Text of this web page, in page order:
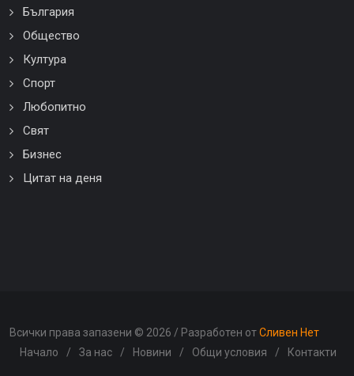
България
Общество
Култура
Спорт
Любопитно
Свят
Бизнес
Цитат на деня
Всички права запазени © 2026 / Разработен отСливен Нет
Начало
/ За нас / Новини / Общи условия / Контакти